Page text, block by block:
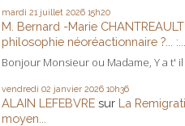
mardi 21 juillet 2026 15h20
M. Bernard -Marie
philosophie néoréactionnaire ?... :...
Bonjour Monsieur ou Madame, Y a t'
vendredi 02 janvier 2026 10h36
ALAIN LEFEBVRE sur La
moyen...